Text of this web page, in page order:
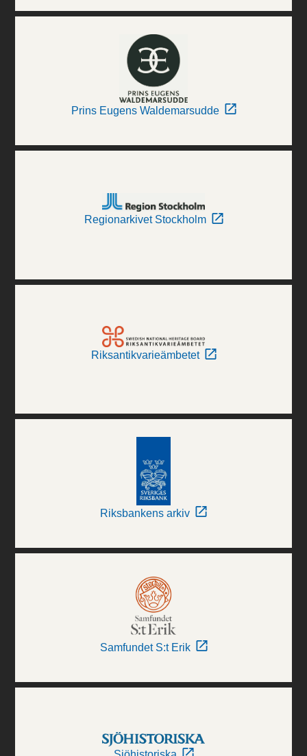
Prins Eugens Waldemarsudde
Regionarkivet Stockholm
Riksantikvarieämbetet
Riksbankens arkiv
Samfundet S:t Erik